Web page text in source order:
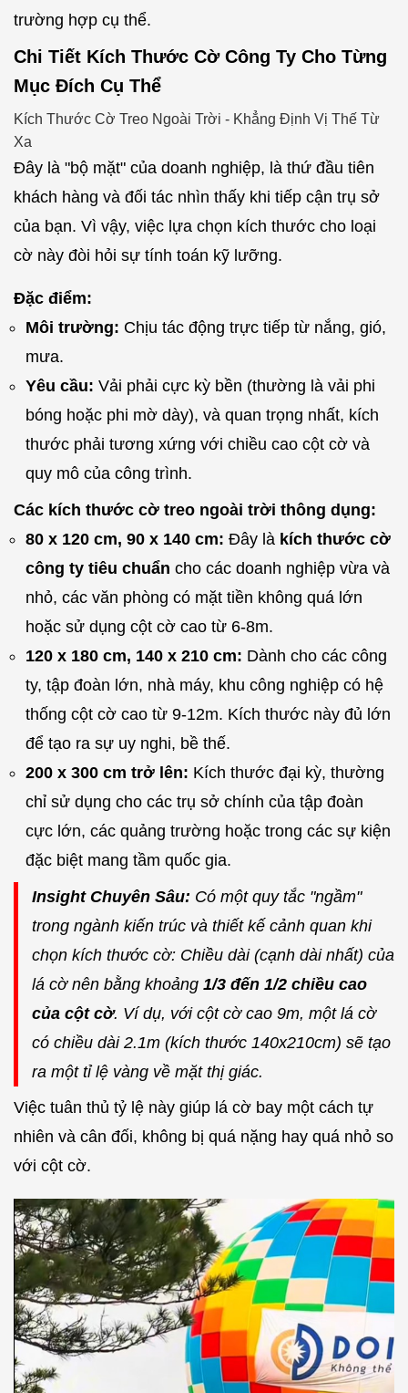
trường hợp cụ thể.
Chi Tiết Kích Thước Cờ Công Ty Cho Từng
Mục Đích Cụ Thể
Kích Thước Cờ Treo Ngoài Trời - Khẳng Định Vị Thế Từ
Xa
Đây là "bộ mặt" của doanh nghiệp, là thứ đầu tiên
khách hàng và đối tác nhìn thấy khi tiếp cận trụ sở
của bạn. Vì vậy, việc lựa chọn kích thước cho loại
cờ này đòi hỏi sự tính toán kỹ lưỡng.
Đặc điểm:
Môi trường: Chịu tác động trực tiếp từ nắng, gió,
mưa.
Yêu cầu: Vải phải cực kỳ bền (thường là vải phi
bóng hoặc phi mờ dày), và quan trọng nhất, kích
thước phải tương xứng với chiều cao cột cờ và
quy mô của công trình.
Các kích thước cờ treo ngoài trời thông dụng:
80 x 120 cm, 90 x 140 cm: Đây là kích thước cờ
công ty tiêu chuẩn cho các doanh nghiệp vừa và
nhỏ, các văn phòng có mặt tiền không quá lớn
hoặc sử dụng cột cờ cao từ 6-8m.
120 x 180 cm, 140 x 210 cm: Dành cho các công
ty, tập đoàn lớn, nhà máy, khu công nghiệp có hệ
thống cột cờ cao từ 9-12m. Kích thước này đủ lớn
để tạo ra sự uy nghi, bề thế.
200 x 300 cm trở lên: Kích thước đại kỳ, thường
chỉ sử dụng cho các trụ sở chính của tập đoàn
cực lớn, các quảng trường hoặc trong các sự kiện
đặc biệt mang tầm quốc gia.
Insight Chuyên Sâu: Có một quy tắc "ngầm"
trong ngành kiến trúc và thiết kế cảnh quan khi
chọn kích thước cờ: Chiều dài (cạnh dài nhất) của
lá cờ nên bằng khoảng 1/3 đến 1/2 chiều cao
của cột cờ. Ví dụ, với cột cờ cao 9m, một lá cờ
có chiều dài 2.1m (kích thước 140x210cm) sẽ tạo
ra một tỉ lệ vàng về mặt thị giác.
Việc tuân thủ tỷ lệ này giúp lá cờ bay một cách tự
nhiên và cân đối, không bị quá nặng hay quá nhỏ so
với cột cờ.